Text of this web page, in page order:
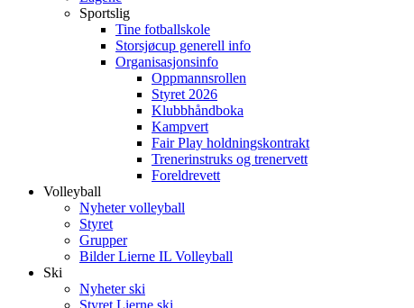
Sportslig
Tine fotballskole
Storsjøcup generell info
Organisasjonsinfo
Oppmannsrollen
Styret 2026
Klubbhåndboka
Kampvert
Fair Play holdningskontrakt
Trenerinstruks og trenervett
Foreldrevett
Volleyball
Nyheter volleyball
Styret
Grupper
Bilder Lierne IL Volleyball
Ski
Nyheter ski
Styret Lierne ski